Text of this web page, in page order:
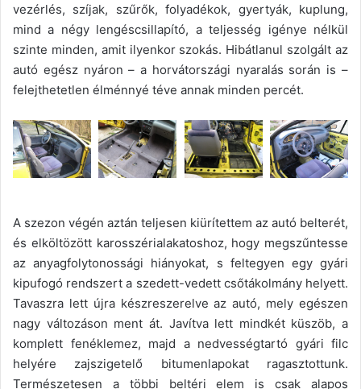
vezérlés, szíjak, szűrők, folyadékok, gyertyák, kuplung,
mind a négy lengéscsillapító, a teljesség igénye nélkül
szinte minden, amit ilyenkor szokás. Hibátlanul szolgált az
autó egész nyáron – a horvátországi nyaralás során is –
felejthetetlen élménnyé téve annak minden percét.
A szezon végén aztán teljesen kiürítettem az autó belterét,
és elköltözött karosszérialakatoshoz, hogy megszűntesse
az anyagfolytonossági hiányokat, s feltegyen egy gyári
kipufogó rendszert a szedett-vedett csőtákolmány helyett.
Tavaszra lett újra készreszerelve az autó, mely egészen
nagy változáson ment át. Javítva lett mindkét küszöb, a
komplett fenéklemez, majd a nedvességtartó gyári filc
helyére zajszigetelő bitumenlapokat ragasztottunk.
Természetesen a többi beltéri elem is csak alapos